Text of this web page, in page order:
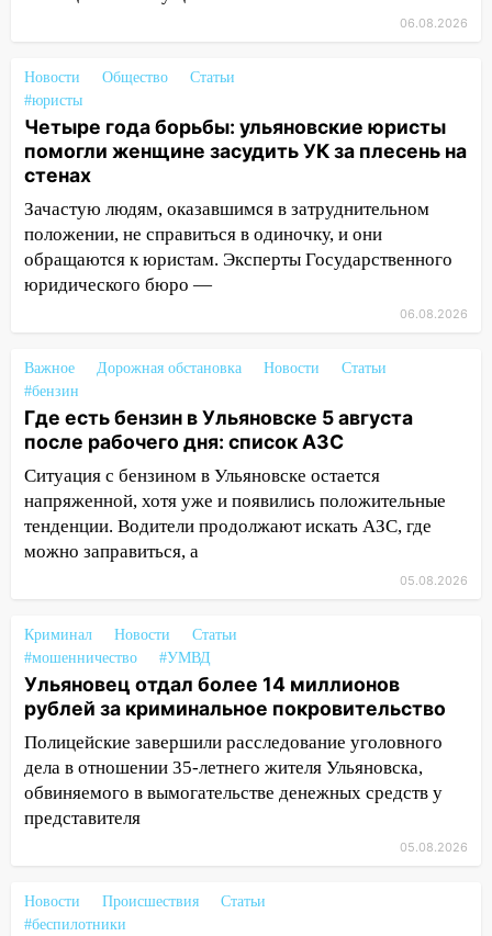
Вешкайме посиделки с судимым
16:06
перевернулась на мопеде и попала в
больницу
15:59
миллионов рублей за криминальное
покровительство
15:32 На «кольце» кроссовер сбил 18-
летнего мопедиста
госпитализировали 25-летнего байкера
14:32 На Ульяновскую область
надвигается жара
14:08 Пешеход переходил по «зебре»:
подробности серьезной аварии на
Фруктовой
13:30
В Димитровграде на улице
13:00
Водитель без прав врезался в
припаркованный автомобиль
12:37 Переезжал «зебру» на
велосипеде и попал под колеса
12:18 Вспыхнул изнутри: в
Железнодорожном районе горела дача
11:33 В Засвияжье под колёса авто
хозяйственные постройки
06.08.2026
Новости Общество
Статьи
#юристы
Четыре года борьбы: ульяновские юристы
помогли женщине засудить УК за плесень на
стенах
Зачастую людям, оказавшимся в затруднительном
положении, не справиться в одиночку, и они
обращаются к юристам. Эксперты Государственного
юридического бюро —
06.08.2026
Важное Дорожная обстановка Новости
Статьи
#бензин
Где есть бензин в Ульяновске 5 августа
после рабочего дня: список АЗС
Ситуация с бензином в Ульяновске остается
напряженной, хотя уже и появились положительные
тенденции. Водители продолжают искать АЗС, где
можно заправиться, а
05.08.2026
Криминал Новости
Статьи
#мошенничество
#УМВД
Ульяновец отдал более 14 миллионов
рублей за криминальное покровительство
Полицейские завершили расследование уголовного
дела в отношении 35-летнего жителя Ульяновска,
обвиняемого в вымогательстве денежных средств у
представителя
05.08.2026
Новости Происшествия
Статьи
#беспилотники